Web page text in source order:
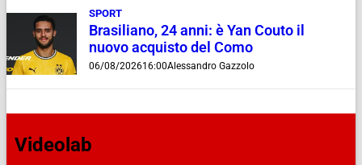
SPORT
Brasiliano, 24 anni: è Yan Couto il
nuovo acquisto del Como
06/08/202616:00Alessandro Gazzolo
Videolab